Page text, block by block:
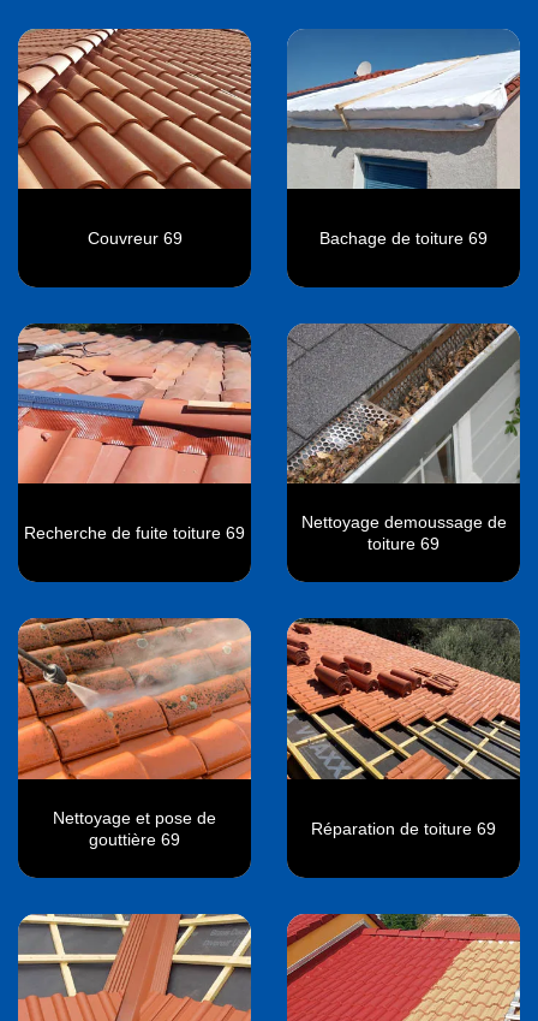
Couvreur 69 Bachage de toiture 69
Recherche de fuite toiture 69
Nettoyage demoussage de
toiture 69
Nettoyage et pose de
gouttière 69
Réparation de toiture 69